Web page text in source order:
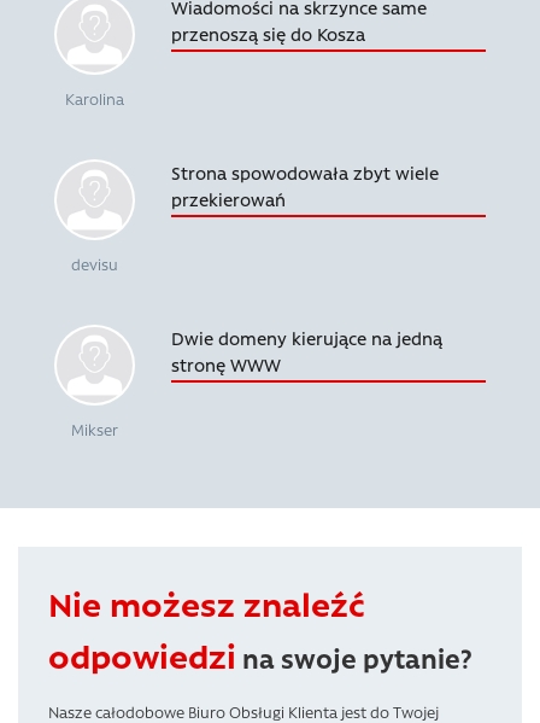
Karolina
Wiadomości na skrzynce same
przenoszą się do Kosza
devisu
Strona spowodowała zbyt wiele
przekierowań
Mikser
Dwie domeny kierujące na jedną
stronę WWW
Nie możesz znaleźć
odpowiedzi na swoje pytanie?
Nasze całodobowe Biuro Obsługi Klienta jest do Twojej